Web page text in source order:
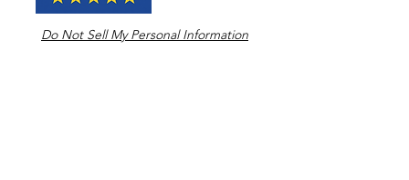
Do Not Sell My Personal Information